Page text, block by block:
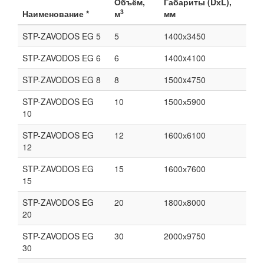
Наименование *
м3
мм
STP-ZAVODOS EG 5
5
1400х3450
STP-ZAVODOS EG 6
6
1400x4100
STP-ZAVODOS EG 8
8
1500x4750
STP-ZAVODOS EG
10
10 1500х5900
STP-ZAVODOS EG
12
12 1600х6100
STP-ZAVODOS EG
15
15 1600х7600
STP-ZAVODOS EG
20
20 1800х8000
STP-ZAVODOS EG
30
30 2000х9750